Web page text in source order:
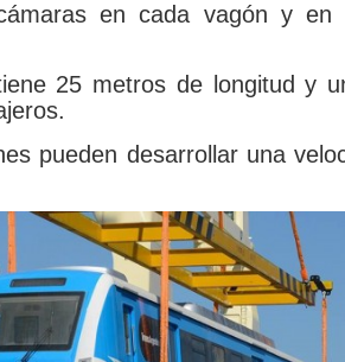
en cada vagón y en
25 metros de longitud y
pueden desarrollar una